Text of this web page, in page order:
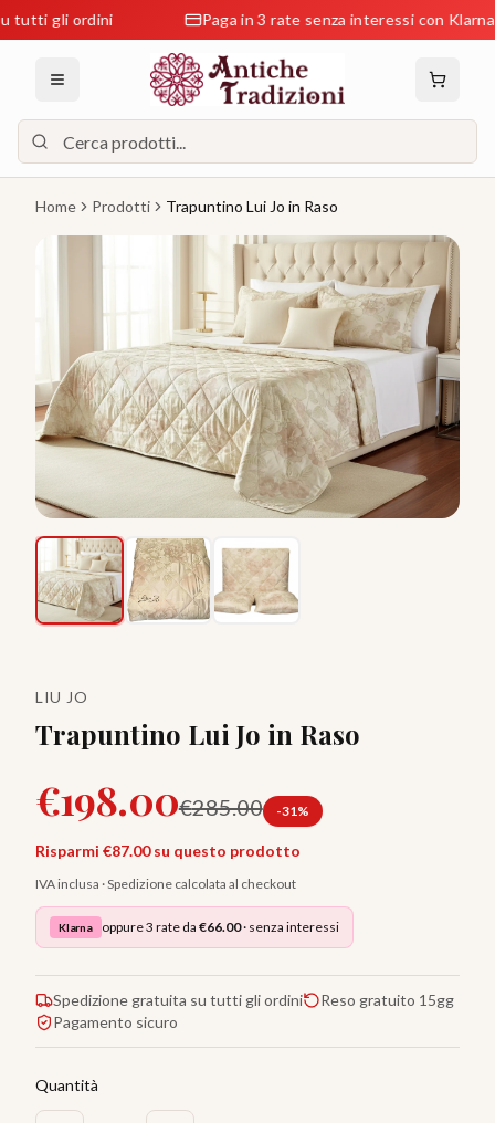
gli ordini Paga in 3 rate senza interessi con Klarna
Home Prodotti Trapuntino Lui Jo in Raso
LIU JO
Trapuntino Lui Jo in Raso
€198.00€285.00 -31%
Risparmi €87.00su questo prodotto
IVA inclusa · Spedizione calcolata al checkout
Klarna oppure 3 rate da €66.00· senza interessi
Spedizione gratuita su tutti gli ordini
Reso gratuito 15gg
Pagamento sicuro
Quantità